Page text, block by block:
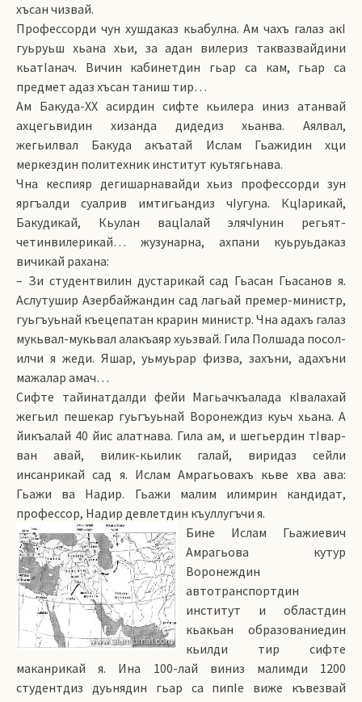
хъсан чизвай.
Профессорди чун хушдаказ кьабулна. Ам чахъ галаз акI
гуьруьш хьана хьи, за адан вилериз таквазвайдини
кьатIанач. Вичин кабинетдин гьар са кам, гьар са
предмет адаз хъсан таниш тир…
Ам Бакуда-ХХ асирдин сифте кьилера иниз атанвай
ахцегьвидин хизанда дидедиз хьанва. Аялвал,
жегьилвал Бакуда акъатай Ислам Гьажидин хци
меркездин политехник институт куьтягьнава.
Чна кеспияр дегишарнавайди хьиз профессорди зун
яргъалди суалрив имтигьандиз чIугуна. КцIарикай,
Бакудикай, Кьулан вацIалай элячIунин регьят-
четинвилерикай… жузунарна, ахпани куьруьдаказ
вичикай рахана:
– Зи студентвилин дустарикай сад Гьасан Гьасанов я.
Аслутушир Азербайжандин сад лагьай премер-министр,
гуьгъуьнай къецепатан крарин министр. Чна адахъ галаз
мукьвал-мукьвал алакъаяр хуьзвай. Гила Полшада посол-
илчи я жеди. Яшар, уьмуьрар физва, захъни, адахъни
мажалар амач…
Сифте тайинатдалди фейи Магьачкъалада кIва­лахай
жегьил пешекар гуьгъуьнай Воронеждиз куьч хьана. А
йикъалай 40 йис алатнава. Гила ам, и шегьердин тIвар-
ван авай, вилик-кьилик галай, виридаз сейли
инсанрикай сад я. Ислам Амрагьовахъ кьве хва ава:
Гьажи ва Надир. Гьажи малим илимрин кандидат,
профессор, Надир девлетдин къуллугъчи я.
Бине Ислам Гьажиевич
Амрагьова кутур
Воронеждин
автотранспортдин
институт и областдин
кьакьан образованиедин
кьилди тир сифте
маканрикай я. Ина 100-лай виниз малимди 1200
студентдиз дуьнядин гьар са пипIе виже къвезвай